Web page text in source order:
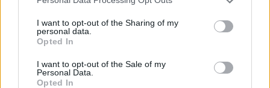
not limited to your visit or usage behaviour. You may click to
grant or deny consent to Google and its third-party tags to
use your data for below specified purposes in below Google
consent section.
I want to opt-out of the Sharing of my
personal data.
Opted In
I want to opt-out of the Sale of my
Personal Data.
Opted In